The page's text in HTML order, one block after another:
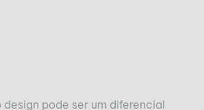
pode ser um diferencial